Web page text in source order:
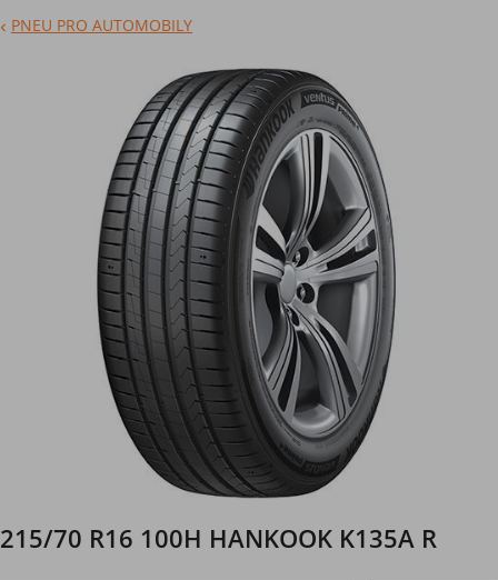
PNEU PRO AUTOMOBILY
215/70 R16 100H HANKOOK K135A R